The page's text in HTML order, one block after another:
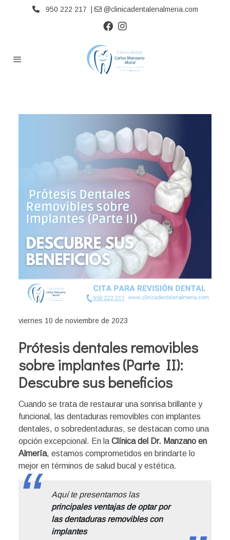
950 222 217 | @clinicadentalenalmeria.com
viernes 10 de noviembre de 2023
Prótesis dentales removibles
sobre implantes (Parte II):
Descubre sus beneficios
Cuando se trata de restaurar una sonrisa brillante y
funcional, las dentaduras removibles con implantes
dentales, o sobredentaduras, se destacan como una
opción excepcional. En la Clínica del Dr. Manzano en
Almería, estamos comprometidos en brindarte lo
mejor en términos de salud bucal y estética.
Aquí te presentamos las
principales ventajas de optar por
las dentaduras removibles con
implantes